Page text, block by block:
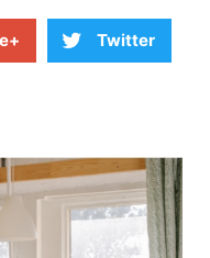
Twitter